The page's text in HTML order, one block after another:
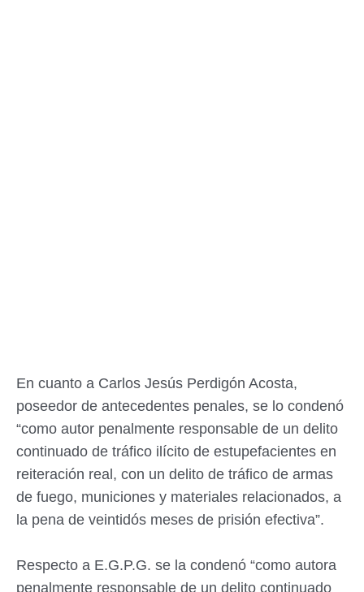
En cuanto a Carlos Jesús Perdigón Acosta,
poseedor de antecedentes penales, se lo condenó
“como autor penalmente responsable de un delito
continuado de tráfico ilícito de estupefacientes en
reiteración real, con un delito de tráfico de armas
de fuego, municiones y materiales relacionados, a
la pena de veintidós meses de prisión efectiva”.
Respecto a E.G.P.G. se la condenó “como autora
penalmente responsable de un delito continuado